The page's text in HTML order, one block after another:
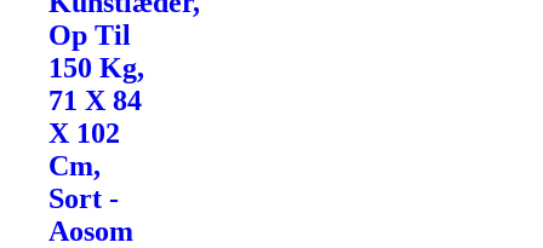
Op Til
150 Kg,
71 X 84
X 102
Cm,
Sort -
Aosom